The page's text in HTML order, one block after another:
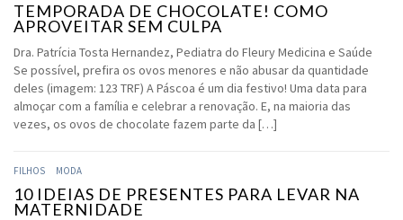
TEMPORADA DE CHOCOLATE! COMO
APROVEITAR SEM CULPA
Dra. Patrícia Tosta Hernandez, Pediatra do Fleury Medicina e Saúde
Se possível, prefira os ovos menores e não abusar da quantidade
deles (imagem: 123 TRF) A Páscoa é um dia festivo! Uma data para
almoçar com a família e celebrar a renovação. E, na maioria das
vezes, os ovos de chocolate fazem parte da […]
FILHOS MODA
10 IDEIAS DE PRESENTES PARA LEVAR NA
MATERNIDADE